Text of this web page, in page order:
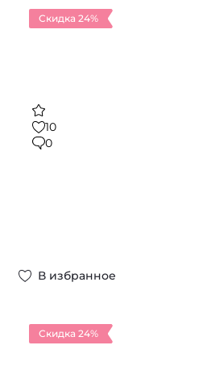
Скидка 24%
10
0
В избранное
Скидка 24%